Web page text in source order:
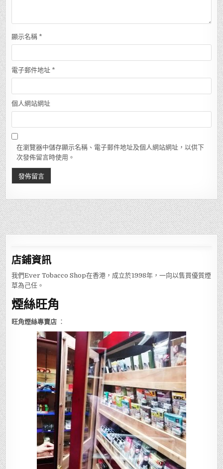
顯示名稱 *
電子郵件地址 *
個人網站網址
在瀏覽器中儲存顯示名稱、電子郵件地址及個人網站網址，以供下
次發佈留言時使用。
店鋪資訊
我們Ever Tobacco Shop在香港，成立於1998年，一向以售買優質煙
草為己任。
煙絲旺角
旺角煙絲專賣店 ：